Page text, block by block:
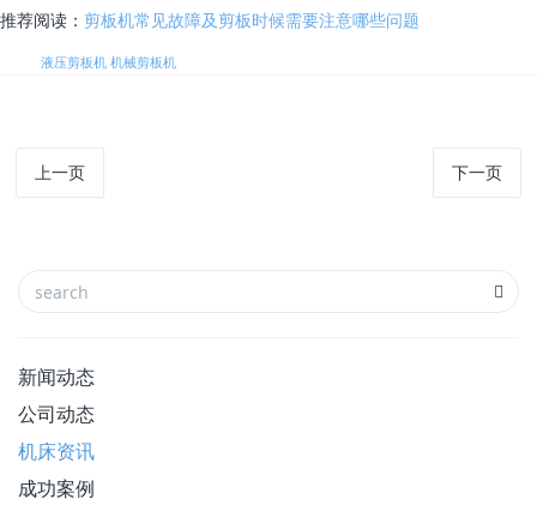
推荐阅读： 剪板机常见故障及剪板时候需要注意哪些问题
液压剪板机 机械剪板机
上一页 下一页
新闻动态
公司动态
机床资讯
成功案例